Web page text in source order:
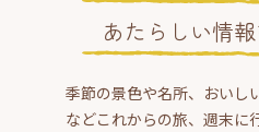
あたらしい情
季節の景色や名所、おいし
などこれからの旅、週末に